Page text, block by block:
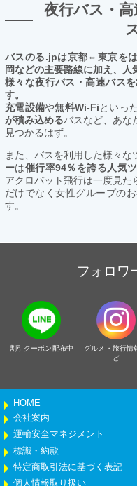
夜行バス・
バスのる.jpは京都⇔東京を
岡などの主要路線に加え、
様々な夜行バス・高速バス
す。
充電設備や無料Wi-Fiといっ
が積み込めるバスなど、あな
見つかるはず。
また、バスを利用した様々な
ーは催行率94％を誇る人気
アクロバット飛行は一度見た
だけでなく女性グループの
す。
フォロワ
割引クーポン配布中
グルメ・旅行情
ど
HOME
会社案内
運輸安全マネジメント
標識・約款
特定商取引法に基づく表記
個人情報取り扱い